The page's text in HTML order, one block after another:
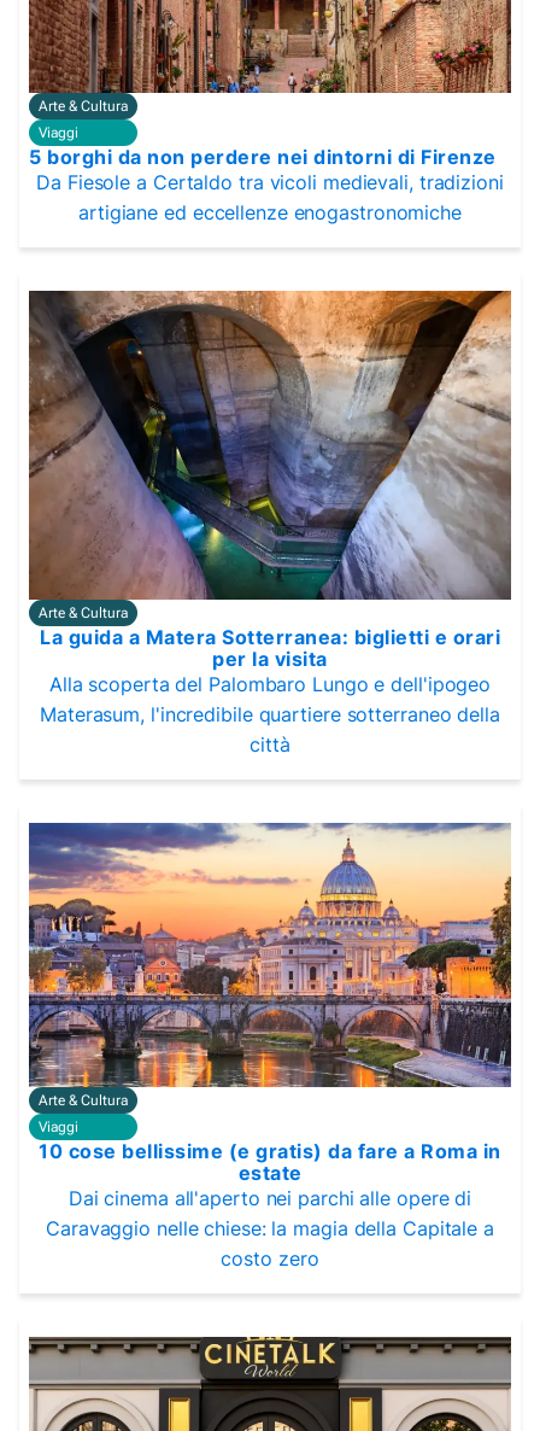
Arte & Cultura
Viaggi
5 borghi da non perdere nei dintorni di Firenze
Da Fiesole a Certaldo tra vicoli medievali, tradizioni
artigiane ed eccellenze enogastronomiche
Arte & Cultura
La guida a Matera Sotterranea: biglietti e orari
per la visita
Alla scoperta del Palombaro Lungo e dell'ipogeo
Materasum, l'incredibile quartiere sotterraneo della
città
Arte & Cultura
Viaggi
10 cose bellissime (e gratis) da fare a Roma in
estate
Dai cinema all'aperto nei parchi alle opere di
Caravaggio nelle chiese: la magia della Capitale a
costo zero